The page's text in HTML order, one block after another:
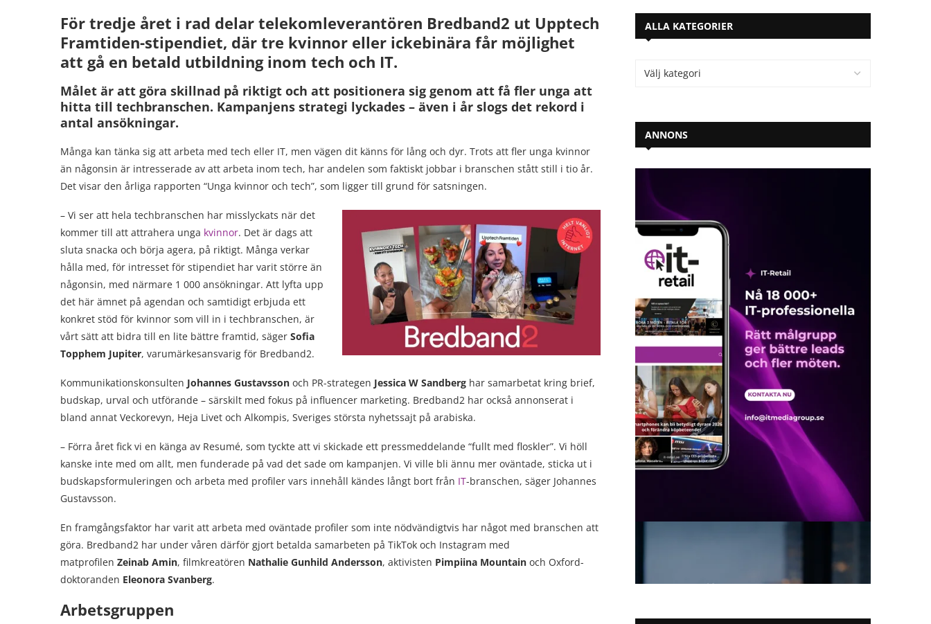
För tredje året i rad delar telekomleverantören Bredband2 ut Upptech
Framtiden-stipendiet, där tre kvinnor eller ickebinära får möjlighet
att gå en betald utbildning inom tech och IT.
Målet är att göra skillnad på riktigt och att positionera sig genom att få fler unga att
hitta till techbranschen. Kampanjens strategi lyckades – även i år slogs det rekord i
antal ansökningar.
Många kan tänka sig att arbeta med tech eller IT, men vägen dit känns för lång och dyr. Trots att fler unga kvinnor
än någonsin är intresserade av att arbeta inom tech, har andelen som faktiskt jobbar i branschen stått still i tio år.
Det visar den årliga rapporten “Unga kvinnor och tech”, som ligger till grund för satsningen.
– Vi ser att hela techbranschen har misslyckats när det
kommer till att attrahera unga kvinnor. Det är dags att
sluta snacka och börja agera, på riktigt. Många verkar
hålla med, för intresset för stipendiet har varit större än
någonsin, med närmare 1 000 ansökningar. Att lyfta upp
det här ämnet på agendan och samtidigt erbjuda ett
konkret stöd för kvinnor som vill in i techbranschen, är
vårt sätt att bidra till en lite bättre framtid, säger Sofia
Topphem Jupiter, varumärkesansvarig för Bredband2.
Kommunikationskonsulten Johannes Gustavsson och PR-strategen Jessica W Sandberg har samarbetat kring brief,
budskap, urval och utförande – särskilt med fokus på influencer marketing. Bredband2 har också annonserat i
bland annat Veckorevyn, Heja Livet och Alkompis, Sveriges största nyhetssajt på arabiska.
– Förra året fick vi en känga av Resumé, som tyckte att vi skickade ett pressmeddelande “fullt med floskler”. Vi höll
kanske inte med om allt, men funderade på vad det sade om kampanjen. Vi ville bli ännu mer oväntade, sticka ut i
budskapsformuleringen och arbeta med profiler vars innehåll kändes långt bort från IT-branschen, säger Johannes
Gustavsson.
En framgångsfaktor har varit att arbeta med oväntade profiler som inte nödvändigtvis har något med branschen att
göra. Bredband2 har under våren därför gjort betalda samarbeten på TikTok och Instagram med
matprofilen Zeinab Amin, filmkreatören Nathalie Gunhild Andersson, aktivisten Pimpiina Mountain och Oxford-
doktoranden Eleonora Svanberg.
Arbetsgruppen
ALLA KATEGORIER
ANNONS